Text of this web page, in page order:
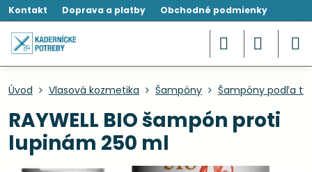
Kontakt Doprava a platby Obchodné podmienky
Úvod Vlasová kozmetika Šampóny Šampóny podľa
RAYWELL BIO šampón proti
lupinám 250 ml